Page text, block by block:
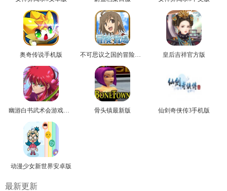
奥奇传说手机版 不可思议之国的冒险官方版 皇后吉祥官方版
幽游白书武术会游戏正版 骨头镇最新版 仙剑奇侠传3手机版
动漫少女新世界安卓版
最新更新